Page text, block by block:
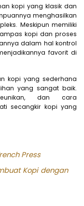
kopi yang klasik dan
menghasilkan
Meskipun memiliki
kopi dan proses
dalam hal kontrol
favorit di
kopi yang sederhana
yang sangat baik.
dan cara
secangkir kopi yang
Press
Kopi dengan